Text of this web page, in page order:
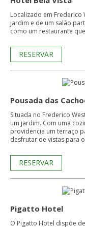
Localizado em Frederico
jardim e de um salão
como um restaurante
RESERVAR
Pousada das
Situada no Frederico
um jardim. Com uma
providencia um terraço
desfrutar de vistas para
RESERVAR
Pigatto Hotel
O Pigatto Hotel dispõe